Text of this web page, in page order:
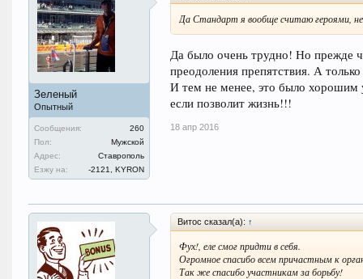
Зеленый
Опытный
Сообщения:
260
Пол:
Мужской
Адрес:
Ставрополь
Езжу на:
-2121, KYRON
Да Стандарт я вообще считаю героями,
Да было очень трудно! Но прежде
преодоления препятствия. А
И тем не менее, это было хорошим
если позволит жизнь!!!
18 апр 2016
Витос сказал(а): ↑
Фух!, еле смог придти в себя.
Огромное спасибо всем причастным к
Так же спасибо участникам за борьбу!